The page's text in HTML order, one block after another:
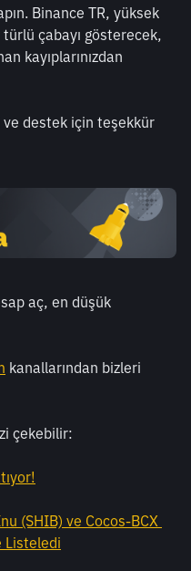
Binance TR, yüksek
çabayı gösterecek,
kayıplarınızdan
ve destek için teşekkür
aç, en düşük
kanallarından bizleri
çekebilir:
(SHIB) ve Cocos-BCX
Listeledi